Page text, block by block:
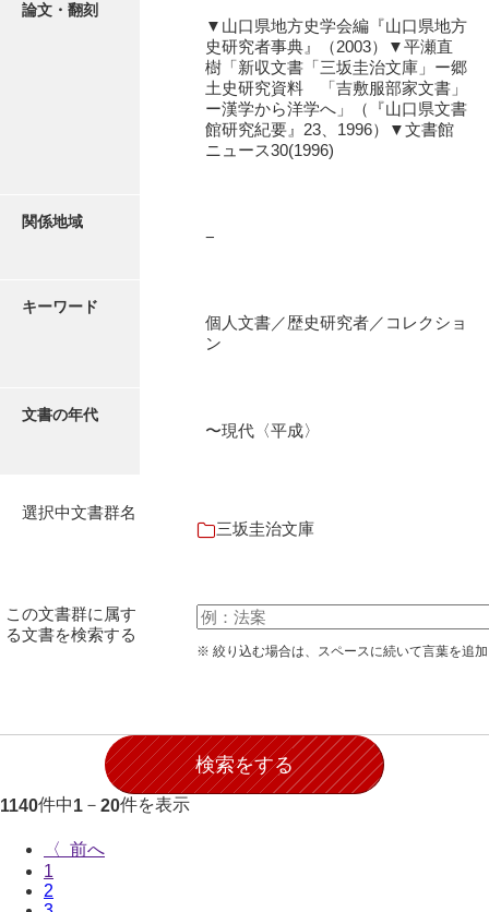
石井丈若撮影写真
石田家文書（徳山市）
市川家文書(千葉県)
厳島神社念仏踊堅田下組流田会講文書
伊藤家文書（山口市）
伊藤家文書（宇部市）
井上家文書（宇部市）
井上家文書（大和町）
井上家文書（防府市）
論文・翻刻
▼山口県地方史学会編『山口県地方
史研究者事典』（2003）▼平瀬直
樹「新収文書「三坂圭治文庫」ー郷
土史研究資料 「吉敷服部家文書」
ー漢学から洋学へ」（『山口県文書
館研究紀要』23、1996）▼文書館
ニュース30(1996)
関係地域
−
キーワード
個人文書／歴史研究者／コレクショ
ン
文書の年代
〜現代〈平成〉
選択中文書群名
三坂圭治文庫
この文書群に属す
る文書を検索する
※ 絞り込む場合は、スペースに続いて言葉を追
1140件中1 － 20件を表示
〈
1
2